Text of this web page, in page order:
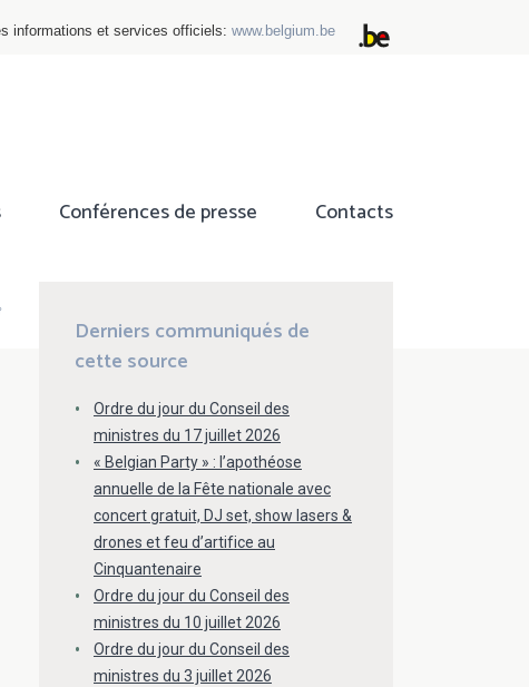
informations et services officiels: www.belgium.be
Conférences de presse Contacts
Derniers communiqués de
cette source
Ordre du jour du Conseil des
ministres du 17 juillet 2026
« Belgian Party » : l’apothéose
annuelle de la Fête nationale avec
concert gratuit, DJ set, show lasers &
drones et feu d’artifice au
Cinquantenaire
Ordre du jour du Conseil des
ministres du 10 juillet 2026
Ordre du jour du Conseil des
ministres du 3 juillet 2026